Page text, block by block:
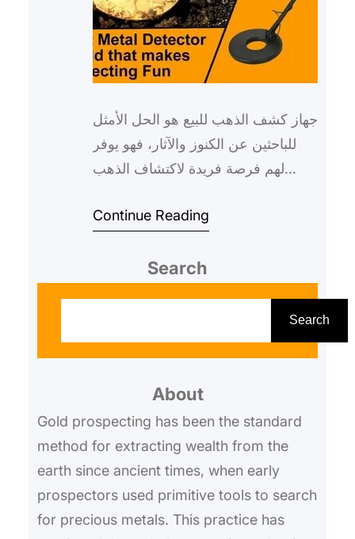
جهاز كشف الذهب للبيع هو الحل الأمثل
للباحثين عن الكنوز والآثار، فهو يوفر
لهم فرصة فريدة لاكتشاف الذهب
Continue Reading
Search
h
Search
About
Gold prospecting has been the standard
method for extracting wealth from the
earth since ancient times, when early
prospectors used primitive tools to search
for precious metals. This practice has